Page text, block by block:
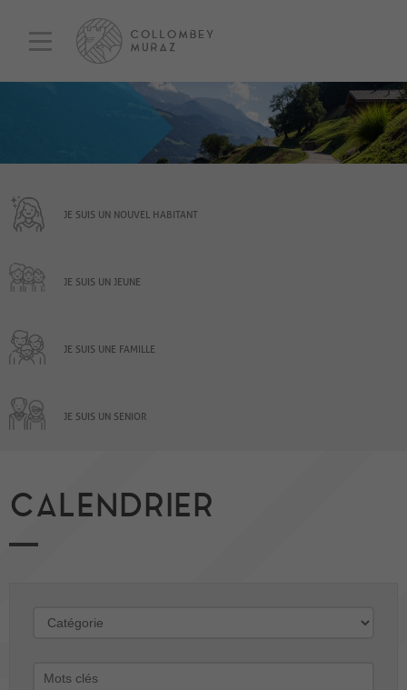
JE SUIS UN NOUVEL HABITANT
JE SUIS UN JEUNE
JE SUIS UNE FAMILLE
JE SUIS UN SENIOR
CALENDRIER